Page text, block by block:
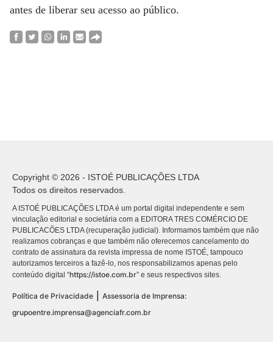
antes de liberar seu acesso ao público.
Copyright © 2026 - ISTOÉ PUBLICAÇÕES LTDA
Todos os direitos reservados.
A ISTOÉ PUBLICAÇÕES LTDA é um portal digital independente e sem
vinculação editorial e societária com a EDITORA TRES COMÉRCIO DE
PUBLICACÕES LTDA (recuperação judicial). Informamos também que não
realizamos cobranças e que também não oferecemos cancelamento do
contrato de assinatura da revista impressa de nome ISTOÉ, tampouco
autorizamos terceiros a fazê-lo, nos responsabilizamos apenas pelo
conteúdo digital “https://istoe.com.br” e seus respectivos sites.
Política de Privacidade
Assessoria de Imprensa:
grupoentre.imprensa@agenciafr.com.br